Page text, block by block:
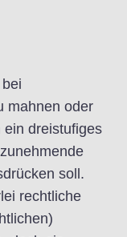
mahnen oder
ein dreistufiges
soll.
rechtliche